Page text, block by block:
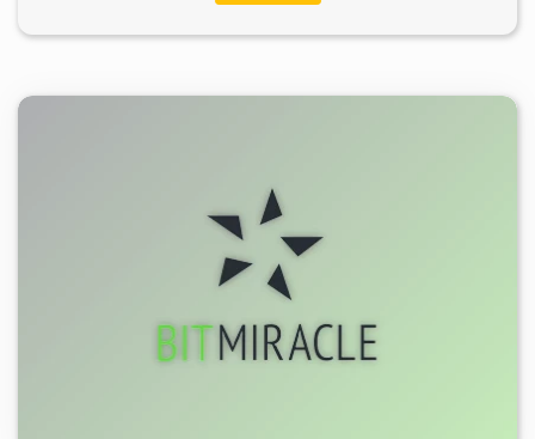
۱۳۹۹/۱۲/۱۹